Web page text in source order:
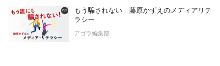
もう騙されない 藤原かずえのメディアリテ
ラシー
アゴラ編集部